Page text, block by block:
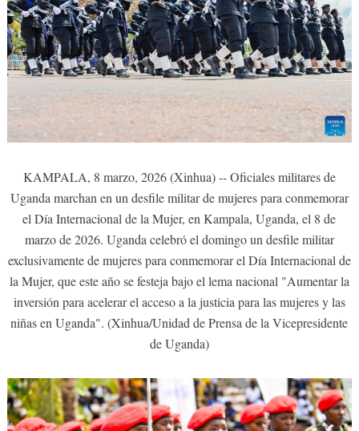
KAMPALA, 8 marzo, 2026 (Xinhua) -- Oficiales militares de
Uganda marchan en un desfile militar de mujeres para conmemorar
el Día Internacional de la Mujer, en Kampala, Uganda, el 8 de
marzo de 2026. Uganda celebró el domingo un desfile militar
exclusivamente de mujeres para conmemorar el Día Internacional de
la Mujer, que este año se festeja bajo el lema nacional "Aumentar la
inversión para acelerar el acceso a la justicia para las mujeres y las
niñas en Uganda". (Xinhua/Unidad de Prensa de la Vicepresidente
de Uganda)